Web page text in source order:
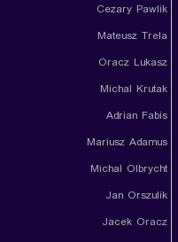
Cezary Pawlik
Mateusz Trela
Oracz Lukasz
Michal Krutak
Adrian Fabis
Mariusz Adamus
Michal Olbrycht
Jan Orszulik
Jacek Oracz